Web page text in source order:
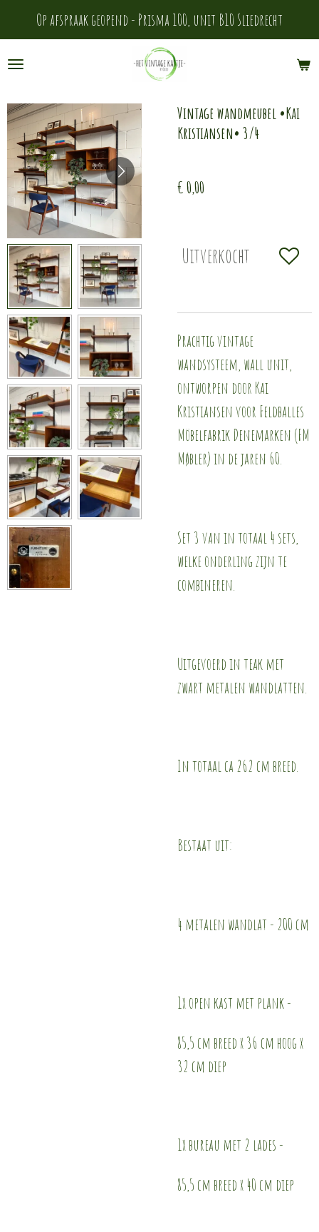
direct
naar
hoofdinhoud
Op afspraak geopend - Prisma 100, unit B10 Sliedrecht
Vintage wandmeubel •Kai
Kristiansen• 3/4
€ 0,00
Uitverkocht
Prachtig vintage
wandsysteem, wall unit,
ontworpen door Kai
Kristiansen voor Feldballes
Möbelfabrik Denemarken (FM
Møbler) in de jaren 60.
Set 3 van in totaal 4 sets,
welke onderling zijn te
combineren.
Uitgevoerd in teak met
zwart metalen wandlatten.
In totaal ca 262 cm breed.
Bestaat uit:
4 metalen wandlat - 200 cm
1x open kast met plank -
85,5 cm breed x 36 cm hoog x
32 cm diep
1x bureau met 2 lades -
85,5 cm breed x 40 cm diep